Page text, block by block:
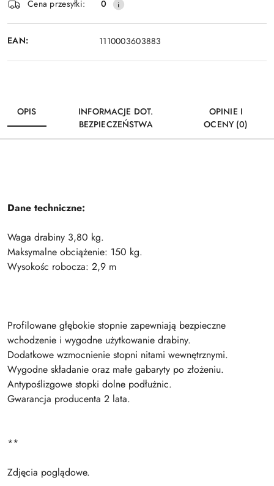
Wyślij
dostawa
Cena przesyłki:
0
EAN: 1110003603883
OPIS
INFORMACJE DOT.
BEZPIECZEŃSTWA
OPINIE I
OCENY (0)
Dane techniczne:
Waga drabiny 3,80 kg.
Maksymalne obciążenie: 150 kg.
Wysokośc robocza: 2,9 m
Profilowane głębokie stopnie zapewniają bezpieczne
wchodzenie i wygodne użytkowanie drabiny.
Dodatkowe wzmocnienie stopni nitami wewnętrznymi.
Wygodne składanie oraz małe gabaryty po złożeniu.
Antypoślizgowe stopki dolne podłużnic.
Gwarancja producenta 2 lata.
**
Zdjęcia poglądowe.